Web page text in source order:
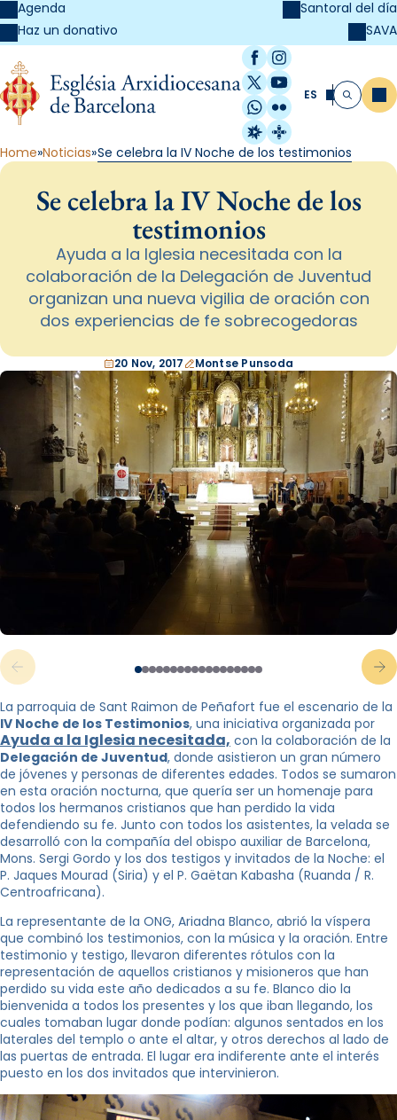
Agenda
Haz un donativo
Santoral del día
SAVA
Facebook
Instagram
X / Twitter
YouTube
WhatsApp
Flickr
Radio Estel
Catalunya
ES Buscar
Home Noticias Se celebra la IV Noche de los testimonios
Se celebra la IV Noche de los
testimonios
Ayuda a la Iglesia necesitada con la
colaboración de la Delegación de Juventud
organizan una nueva vigilia de oración con
dos experiencias de fe sobrecogedoras
20 Nov, 2017 Montse Punsoda
La parroquia de Sant Raimon de Peñafort fue el escenario de la
IV Noche de los Testimonios, una iniciativa organizada por
Ayuda a la Iglesia necesitada, con la colaboración de la
Delegación de Juventud, donde asistieron un gran número
de jóvenes y personas de diferentes edades. Todos se sumaron
en esta oración nocturna, que quería ser un homenaje para
todos los hermanos cristianos que han perdido la vida
defendiendo su fe. Junto con todos los asistentes, la velada se
desarrolló con la compañía del obispo auxiliar de Barcelona, ​​
Mons. Sergi Gordo y los dos testigos y invitados de la Noche: el
P. Jaques Mourad (Siria) y el P. Gaëtan Kabasha (Ruanda / R.
Centroafricana).
La representante de la ONG, Ariadna Blanco, abrió la víspera
que combinó los testimonios, con la música y la oración. Entre
testimonio y testigo, llevaron diferentes rótulos con la
representación de aquellos cristianos y misioneros que han
perdido su vida este año dedicados a su fe. Blanco dio la
bienvenida a todos los presentes y los que iban llegando, los
cuales tomaban lugar donde podían: algunos sentados en los
laterales del templo o ante el altar, y otros derechos al lado de
las puertas de entrada. El lugar era indiferente ante el interés
puesto en los dos invitados que intervinieron.